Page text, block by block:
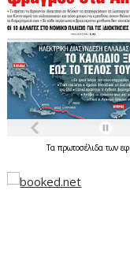
Ταπρωτοσέλιδατων